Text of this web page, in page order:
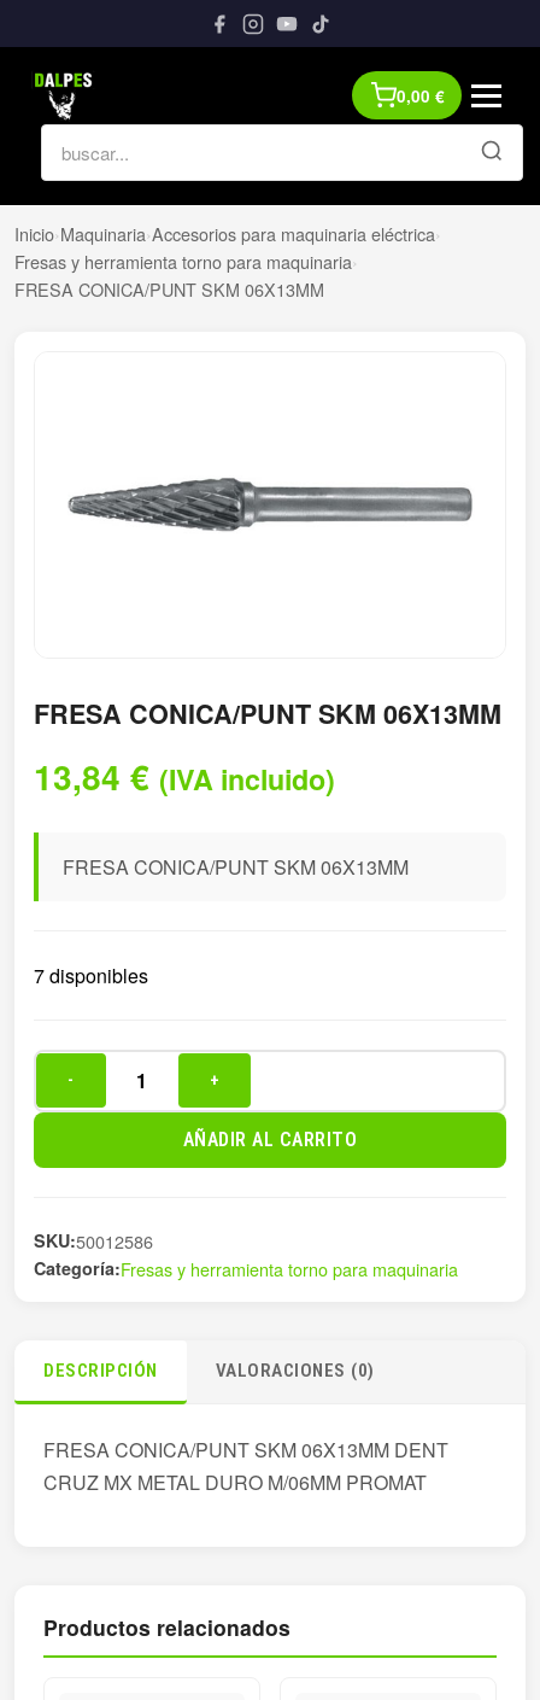
0,00 €
Inicio›Maquinaria›Accesorios para maquinaria eléctrica›
Fresas y herramienta torno para maquinaria›
FRESA CONICA/PUNT SKM 06X13MM
FRESA CONICA/PUNT SKM 06X13MM
13,84 € (IVA incluido)
FRESA CONICA/PUNT SKM 06X13MM
7 disponibles
CONICA/PUNT
- +
AÑADIR AL CARRITO
SKU:50012586
Categoría:Fresas y herramienta torno para maquinaria
DESCRIPCIÓN VALORACIONES (0)
FRESA CONICA/PUNT SKM 06X13MM DENT
CRUZ MX METAL DURO M/06MM PROMAT
Productos relacionados